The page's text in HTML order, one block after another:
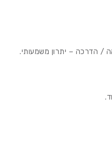
/ הדרכה – יתרון משמעותי.